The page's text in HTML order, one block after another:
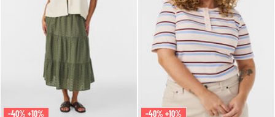
-40% +10% -40% +10%